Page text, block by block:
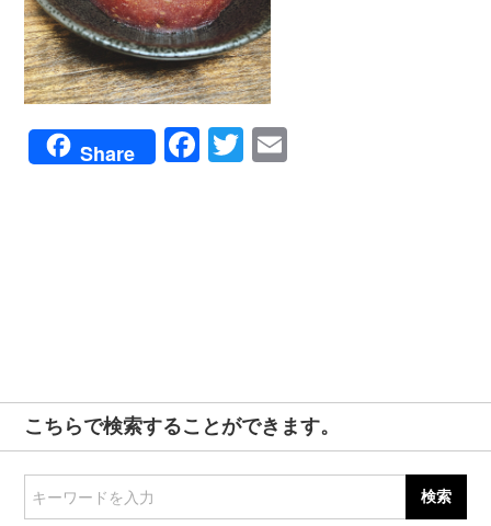
Share Facebook
Twitter
こちらで検索することができます。
キーワードを入力